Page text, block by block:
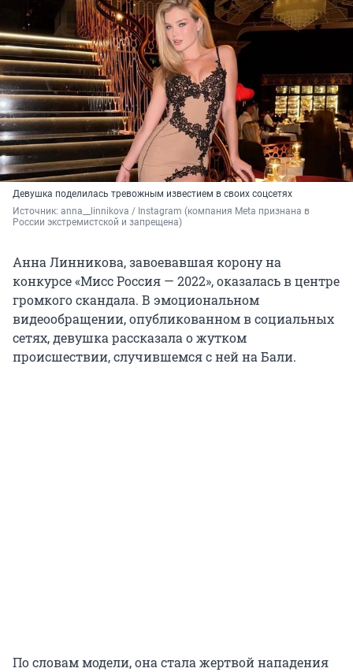
Девушка поделилась тревожным известием в своих соцсетях
Источник: anna__linnikova / Instagram (компания Meta признана в
России экстремистской и запрещена)
Анна Линникова, завоевавшая корону на
конкурсе «Мисс Россия — 2022», оказалась в центре
громкого скандала. В эмоциональном
видеообращении, опубликованном в социальных
сетях, девушка рассказала о жутком
происшествии, случившемся с ней на Бали.
По словам модели, она стала жертвой нападения